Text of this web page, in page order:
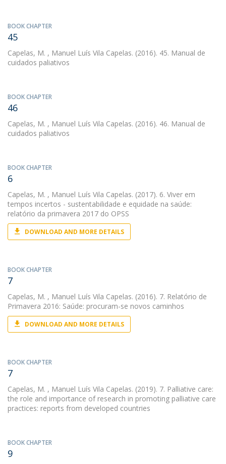
BOOK CHAPTER
45
Capelas, M. , Manuel Luís Vila Capelas. (2016). 45. Manual de
cuidados paliativos
BOOK CHAPTER
46
Capelas, M. , Manuel Luís Vila Capelas. (2016). 46. Manual de
cuidados paliativos
BOOK CHAPTER
6
Capelas, M. , Manuel Luís Vila Capelas. (2017). 6. Viver em
tempos incertos - sustentabilidade e equidade na saúde:
relatório da primavera 2017 do OPSS
DOWNLOAD AND MORE DETAILS
BOOK CHAPTER
7
Capelas, M. , Manuel Luís Vila Capelas. (2016). 7. Relatório de
Primavera 2016: Saúde: procuram-se novos caminhos
DOWNLOAD AND MORE DETAILS
BOOK CHAPTER
7
Capelas, M. , Manuel Luís Vila Capelas. (2019). 7. Palliative care:
the role and importance of research in promoting palliative care
practices: reports from developed countries
BOOK CHAPTER
9